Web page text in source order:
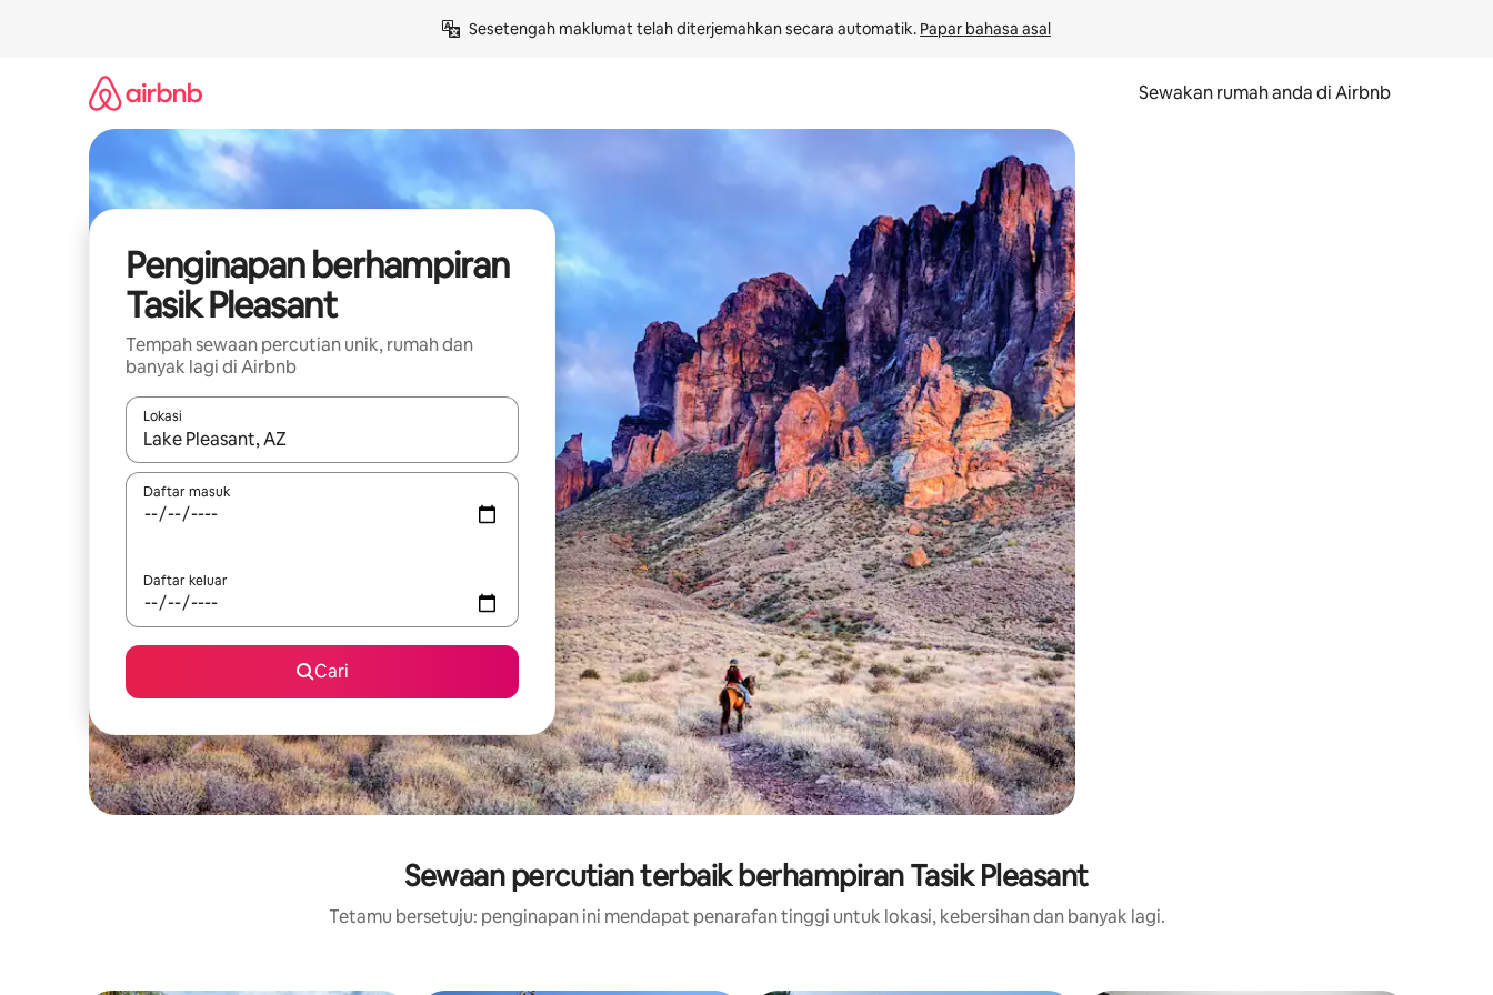
Sesetengah maklumat telah diterjemahkan secara automatik. Papar bahasa asal
Sewakan rumah anda di Airbnb
Penginapan berhampiran
Tasik Pleasant
Tempah sewaan percutian unik, rumah dan
banyak lagi di Airbnb
Lokasi
Apabila hasil tersedia, navigasi dengan kekunci anak panah atas dan bawah atau teroka dengan sentuhan atau gerak leret.
Daftar masuk
Daftar keluar
Cari
Sewaan percutian terbaik berhampiran Tasik Pleasant
Tetamu bersetuju: penginapan ini mendapat penarafan tinggi untuk lokasi, kebersihan dan banyak lagi.